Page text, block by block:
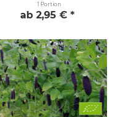
1 Portion
ab 2,95 € *